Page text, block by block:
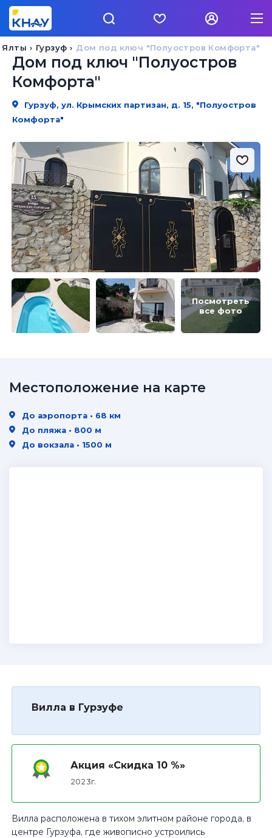
Дом под ключ "Полуостров Комфорта"
Гурзуф
Ялты
Дом под ключ "Полуостров
Комфорта"
Гурзуф, ул. Крымских партизан, д. 15, "Полуостров
Комфорта"
Посмотреть
все фото
Вилла в Гурзуфе
Акция «Скидка 10 %»
2023г.
Вилла расположена в тихом элитном районе города, в
центре Гурзуфа, где живописно устроились
Местоположение на карте
До аэропорта • 68 км
До пляжа • 800 м
До вокзала • 1500 м